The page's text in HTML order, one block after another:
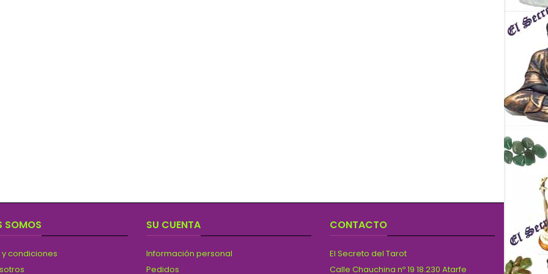
SOMOS
condiciones
SU CUENTA
Información personal
Pedidos
CONTACTO
El Secreto del Tarot
Calle Chauchina nº 19 18.230 Atarfe